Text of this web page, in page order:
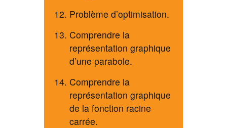
Problème d’optimisation.
Comprendre la
représentation graphique
d’une parabole.
Comprendre la
représentation graphique
de la fonction racine
carrée.